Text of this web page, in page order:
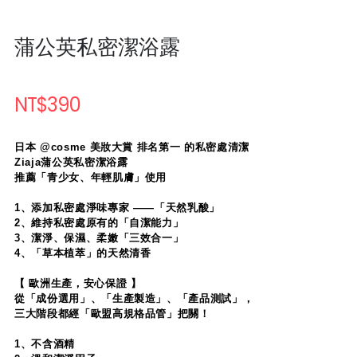
蒲公英私密潔浴露
NT$390
日本 @cosme 美妝大賞 排名第一 的私密處清潔
Ziaja蒲公英私密潔浴露
推薦「青少女、年輕肌膚」使用
1、添加私密處淨味專家 ——「天然乳酸」
2、維持私密處原有的「自潔能力」
3、潔淨、保濕、柔嫩「三效合一」
4、「草本植萃」的天然清香
【 歐洲生產，安心保證 】
從「成份選用」、「生產製造」、「產品測試」，
三大階段都經「歐盟高規格品管」把關！
1、不含酒精